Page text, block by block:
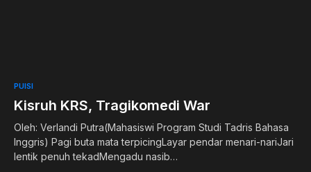
PUISI
Kisruh KRS, Tragikomedi War
Oleh: Verlandi Putra(Mahasiswi Program Studi Tadris Bahasa
Inggris) Pagi buta mata terpicingLayar pendar menari-nariJari
lentik penuh tekadMengadu nasib…